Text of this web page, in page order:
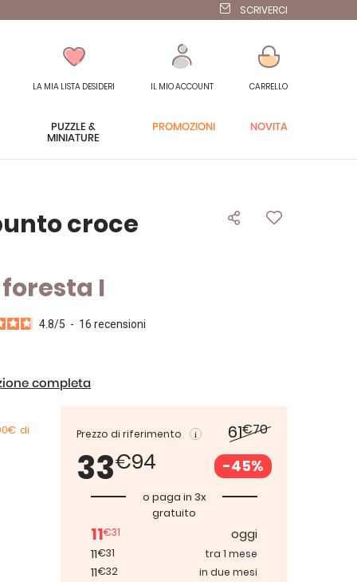
SCRIVERCI
LA MIA LISTA DESIDERI IL MIO ACCOUNT CARRELLO
PUZZLE &
MINIATURE
PROMOZIONI NOVITÀ
croce
I
4.8/5 - 16 recensioni
completa
Prezzo di riferimento 61€70
33€94 -45%
o paga in 3x
gratuito
11€31
oggi
11€31 tra 1 mese
11€32 in due mesi
di